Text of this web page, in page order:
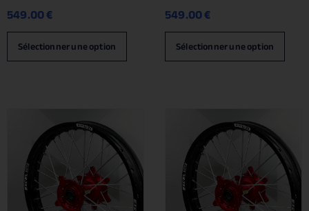
549.00€
Sélectionner une option
549.00€
Sélectionner une option